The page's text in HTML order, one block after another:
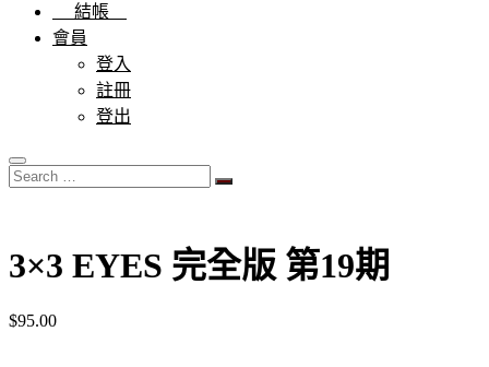
結帳
會員
登入
註冊
登出
Search
…
3×3 EYES 完全版 第19期
$95.00